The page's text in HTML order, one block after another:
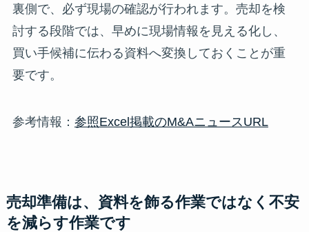
裏側で、必ず現場の確認が行われます。売却を検
討する段階では、早めに現場情報を見える化し、
買い手候補に伝わる資料へ変換しておくことが重
要です。
参考情報： 参照Excel掲載のM&AニュースURL
売却準備は、資料を飾る作業ではなく不安
を減らす作業です